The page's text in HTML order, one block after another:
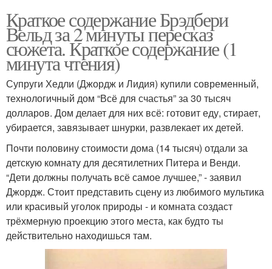
Краткое содержание Брэдбери
Вельд за 2 минуты пересказ
сюжета. Краткое содержание (1
минута чтения)
Супруги Хедли (Джордж и Лидия) купили современный,
технологичный дом “Всё для счастья” за 30 тысяч
долларов. Дом делает для них всё: готовит еду, стирает,
убирается, завязывает шнурки, развлекает их детей.
Почти половину стоимости дома (14 тысяч) отдали за
детскую комнату для десятилетних Питера и Венди.
“Дети должны получать всё самое лучшее,” - заявил
Джордж. Стоит представить сцену из любимого мультика
или красивый уголок природы - и комната создаст
трёхмерную проекцию этого места, как будто ты
действительно находишься там.